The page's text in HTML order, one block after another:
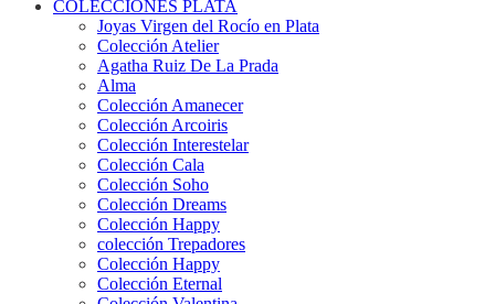
COLECCIONES PLATA
Joyas Virgen del Rocío en Plata
Colección Atelier
Agatha Ruiz De La Prada
Alma
Colección Amanecer
Colección Arcoiris
Colección Interestelar
Colección Cala
Colección Soho
Colección Dreams
Colección Happy
colección Trepadores
Colección Happy
Colección Eternal